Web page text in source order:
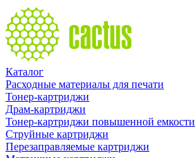
Каталог
Расходные материалы для печати
Тонер-картриджи
Драм-картриджи
Тонер-картриджи повышенной емкости
Струйные картриджи
Перезаправляемые картриджи